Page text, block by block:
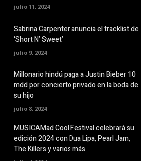
julio 11, 2024
Sabrina Carpenter anuncia el tracklist de
‘Short N’ Sweet’
julio 9, 2024
Millonario hindú paga a Justin Bieber 10
mdd por concierto privado en la boda de
su hijo
julio 8, 2024
MUSICAMad Cool Festival celebrará su
edición 2024 con Dua Lipa, Pearl Jam,
The Killers y varios más